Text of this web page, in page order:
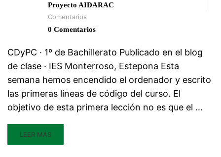
Proyecto AIDARAC
Comentarios
0 Comentarios
CDyPC · 1º de Bachillerato Publicado en el blog
de clase · IES Monterroso, Estepona Esta
semana hemos encendido el ordenador y escrito
las primeras líneas de código del curso. El
objetivo de esta primera lección no es que el …
LEER MÁS